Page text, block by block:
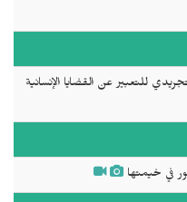
للتعبير عن القضايا الإنسانية
في خيمتها